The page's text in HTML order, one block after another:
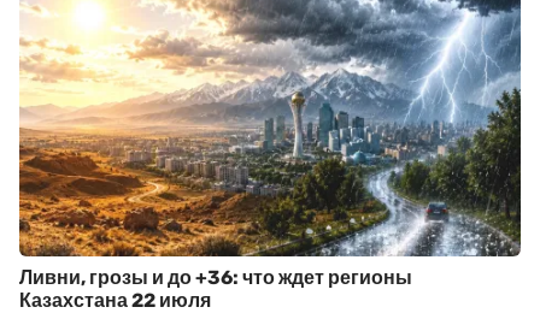
Ливни, грозы и до +36: что ждет регионы
Казахстана 22 июля